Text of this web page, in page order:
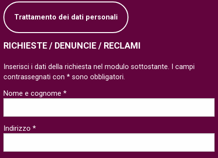
Trattamento dei dati personali
RICHIESTE / DENUNCIE / RECLAMI
Inserisci i dati della richiesta nel modulo sottostante. I campi
contrassegnati con * sono obbligatori.
Nome e cognome *
Indirizzo *